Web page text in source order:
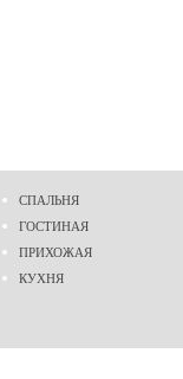
СПАЛЬНЯ
ГОСТИНАЯ
ПРИХОЖАЯ
КУХНЯ